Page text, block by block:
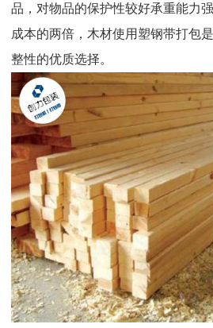
品，对物品的保护性较好承重能力
成本的两倍，木材使用塑钢带打包
整性的优质选择。